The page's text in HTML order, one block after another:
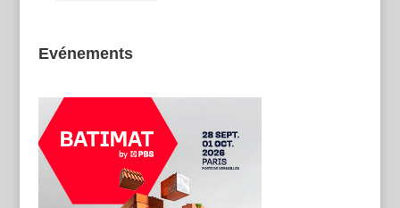
Evénements